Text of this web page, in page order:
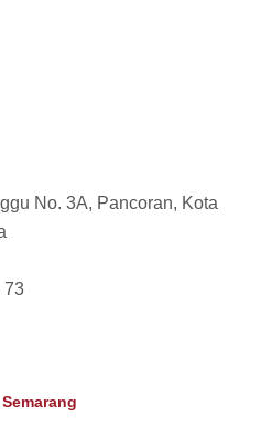
No. 3A, Pancoran, Kota
73